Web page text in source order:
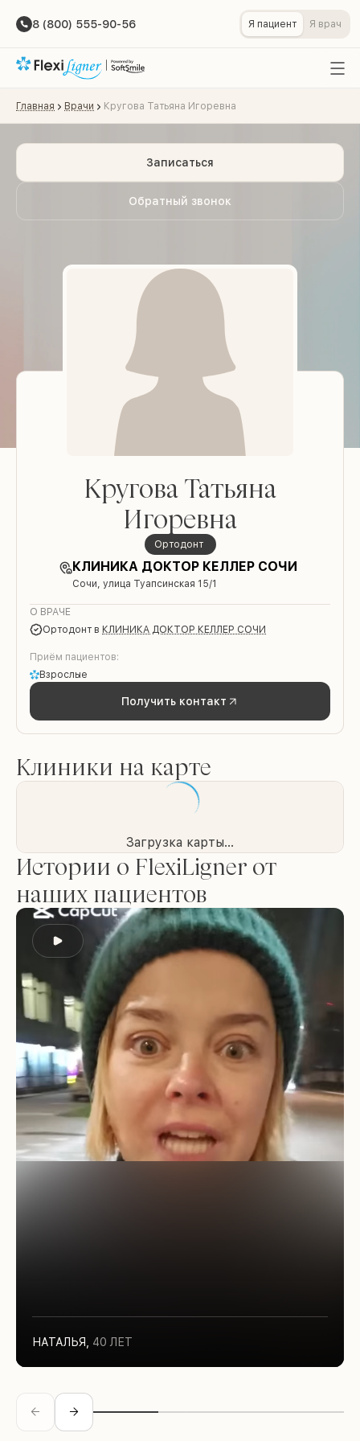
8 (800) 555-90-56 Я пациент Я врач
Главная Врачи Кругова Татьяна Игоревна
Обратный звонок
Записаться
Кругова Татьяна
Игоревна
Ортодонт
КЛИНИКА ДОКТОР КЕЛЛЕР СОЧИ
Сочи, улица Туапсинская 15/1
О ВРАЧЕ
Ортодонт в КЛИНИКА ДОКТОР КЕЛЛЕР СОЧИ
Приём пациентов:
Взрослые
Получить контакт
Клиники на карте
Загрузка карты...
Истории о FlexiLigner от
наших пациентов
НАТАЛЬЯ, 40 ЛЕТ